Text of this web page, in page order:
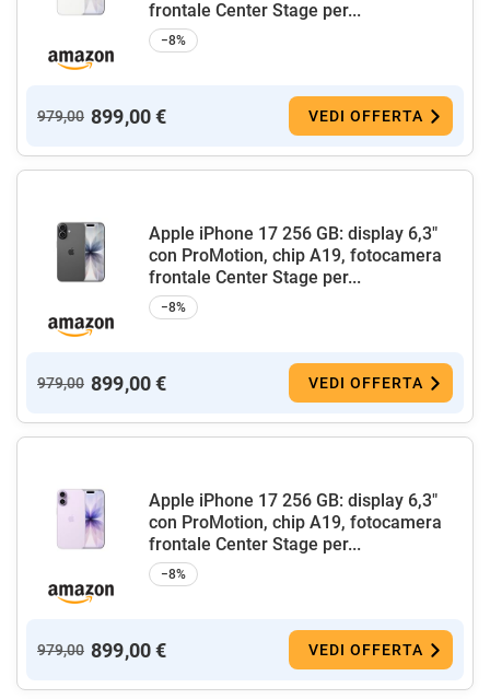
frontale Center Stage per...
−8%
979,00 899,00 € VEDI OFFERTA
Apple iPhone 17 256 GB: display 6,3"
con ProMotion, chip A19, fotocamera
frontale Center Stage per...
−8%
979,00 899,00 € VEDI OFFERTA
Apple iPhone 17 256 GB: display 6,3"
con ProMotion, chip A19, fotocamera
frontale Center Stage per...
−8%
979,00 899,00 € VEDI OFFERTA